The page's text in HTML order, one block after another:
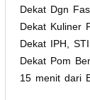
Dekat Dgn
Dekat Kuliner
Dekat IPH,
Dekat Pom
15 menit dari